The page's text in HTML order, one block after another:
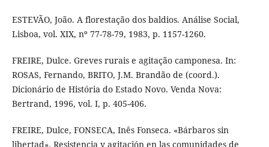
ESTEVÃO, João. A florestação dos baldios. Análise Social,
Lisboa, vol. XIX, nº 77-78-79, 1983, p. 1157-1260.
FREIRE, Dulce. Greves rurais e agitação camponesa. In:
ROSAS, Fernando, BRITO, J.M. Brandão de (coord.).
Dicionário de História do Estado Novo. Venda Nova:
Bertrand, 1996, vol. I, p. 405-406.
FREIRE, Dulce, FONSECA, Inês Fonseca. «Bárbaros sin
libertad». Resistencia y agitación en las comunidades de